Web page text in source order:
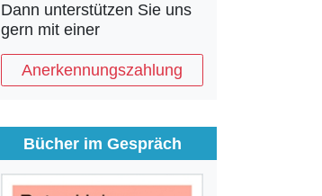
Dann unterstützen Sie uns
gern mit einer
Anerkennungszahlung
Bücher im Gespräch